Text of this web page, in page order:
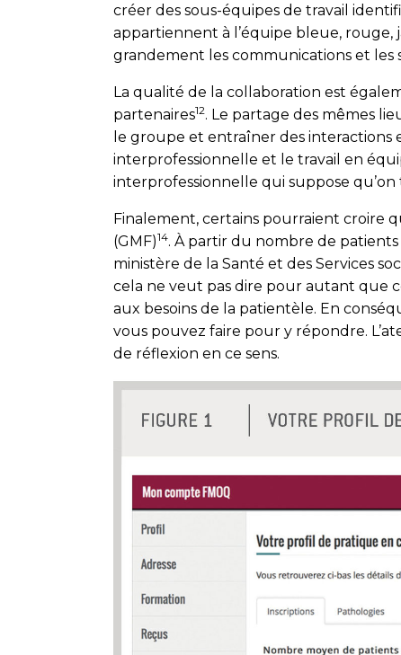
créer des sous-équipes de travail
appartiennent à l’équipe bleue, rouge,
grandement les communications et les
La qualité de la collaboration est
partenaires12. Le partage des mêmes
le groupe et entraîner des interactions
interprofessionnelle et le travail en
interprofessionnelle qui suppose
Finalement, certains pourraient croire
(GMF)14. À partir du nombre de
ministère de la Santé et des Services
cela ne veut pas dire pour autant que
aux besoins de la patientèle. En
vous pouvez faire pour y répondre.
de réflexion en ce sens.